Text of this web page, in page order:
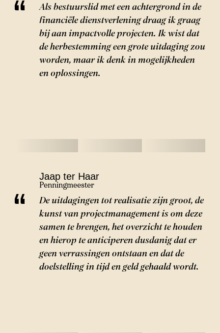
Als bestuurslid met een achtergrond in de
financiële dienstverlening draag ik graag
bij aan impactvolle projecten. Ik wist dat
de herbestemming een grote uitdaging zou
worden, maar ik denk in mogelijkheden
en oplossingen.
Jaap ter Haar
Penningmeester
De uitdagingen tot realisatie zijn groot, de
kunst van projectmanagement is om deze
samen te brengen, het overzicht te houden
en hierop te anticiperen dusdanig dat er
geen verrassingen ontstaan en dat de
doelstelling in tijd en geld gehaald wordt.